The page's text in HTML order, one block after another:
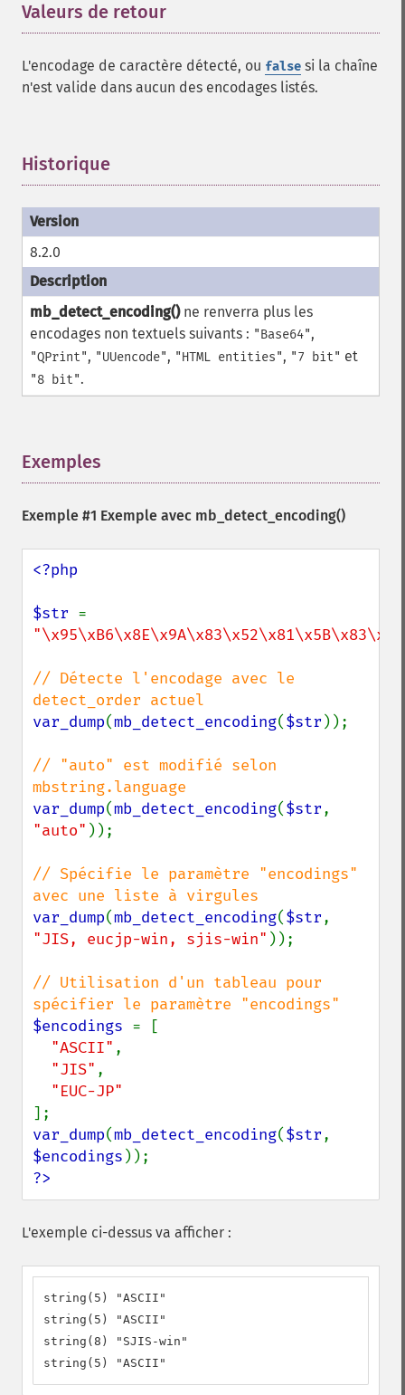
Valeurs de retour
L'encodage de caractère détecté, ou false si la chaîne
n'est valide dans aucun des encodages listés.
Historique
8.2.0
mb_detect_encoding()ne renverra plus les
encodages non textuels suivants : "Base64",
"QPrint", "UUencode", "HTML entities", "7 bit" et
"8 bit".
Exemples
Exemple #1 Exemple avec mb_detect_encoding()
<?php
$str
// Détecte l'encodage avec le
var_dump(mb_detect_encoding($str ));
// "auto" est modifié selon
var_dump(mb_detect_encoding($str
"auto" ));
// Spécifie le paramètre "encodings"
var_dump(mb_detect_encoding($str
"JIS, eucjp-win, sjis-win" ));
// Utilisation d'un tableau pour
$encodings = [
"ASCII" ,
"JIS" ,
var_dump(mb_detect_encoding($str
$encodings
?>
L'exemple ci-dessus va afficher :
string(5) "ASCII"
string(5) "ASCII"
string(8) "SJIS-win"
string(5) "ASCII"